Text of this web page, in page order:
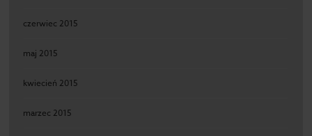
czerwiec 2015
maj 2015
kwiecień 2015
marzec 2015